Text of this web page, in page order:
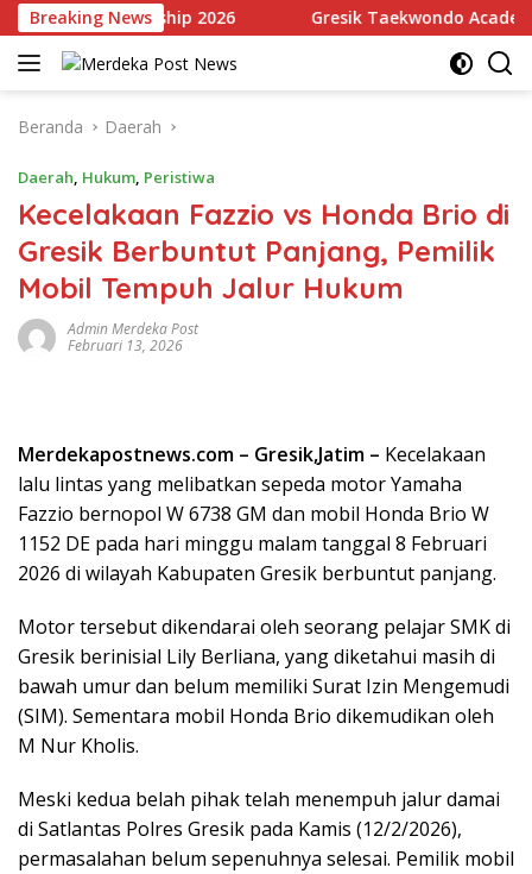
Langsung
ke
konten
Breaking News
Championship 2026 Gresik Taekwondo Academy
Beranda Daerah
Daerah, Hukum, Peristiwa
Kecelakaan Fazzio vs Honda Brio di
Gresik Berbuntut Panjang, Pemilik
Mobil Tempuh Jalur Hukum
Admin Merdeka Post
Februari 13, 2026
Merdekapostnews.com – Gresik,Jatim – Kecelakaan
lalu lintas yang melibatkan sepeda motor Yamaha
Fazzio bernopol W 6738 GM dan mobil Honda Brio W
1152 DE pada hari minggu malam tanggal 8 Februari
2026 di wilayah Kabupaten Gresik berbuntut panjang.
Motor tersebut dikendarai oleh seorang pelajar SMK di
Gresik berinisial Lily Berliana, yang diketahui masih di
bawah umur dan belum memiliki Surat Izin Mengemudi
(SIM). Sementara mobil Honda Brio dikemudikan oleh
M Nur Kholis.
Meski kedua belah pihak telah menempuh jalur damai
di Satlantas Polres Gresik pada Kamis (12/2/2026),
permasalahan belum sepenuhnya selesai. Pemilik mobil